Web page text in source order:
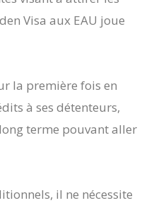
Visa aux EAU joue
la première fois en
à ses détenteurs,
terme pouvant aller
il ne nécessite